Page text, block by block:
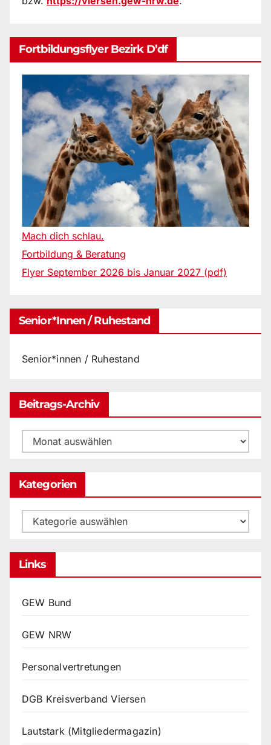
Fortbildungsflyer Bezirk D’df
Mach dich schlau.
Fortbildung & Beratung
Flyer September 2026 bis Januar 2027 (pdf)
Senior*innen / Ruhestand
Senior*innen / Ruhestand
Beitrags-Archiv
Beitrags-
Archiv
Kategorien
Kategorien
Links
GEW Bund
GEW NRW
Personalvertretungen
DGB Kreisverband Viersen
Lautstark (Mitgliedermagazin)